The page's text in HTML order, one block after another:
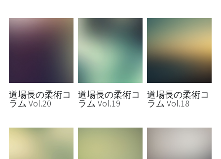
道場長の柔術コ
ラム Vol.20
道場長の柔術コ
ラム Vol.19
道場長の柔術コ
ラム Vol.18